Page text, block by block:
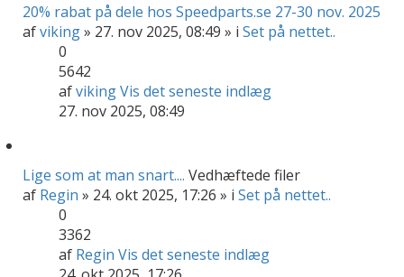
20% rabat på dele hos Speedparts.se 27-30 nov. 2025
afviking» 27. nov 2025, 08:49 » i Set på nettet..
0
5642
afvikingVis det seneste indlæg
27. nov 2025, 08:49
Lige som at man snart.... Vedhæftede filer
af Regin » 24. okt 2025, 17:26 » i Set på nettet..
0
3362
af Regin Vis det seneste indlæg